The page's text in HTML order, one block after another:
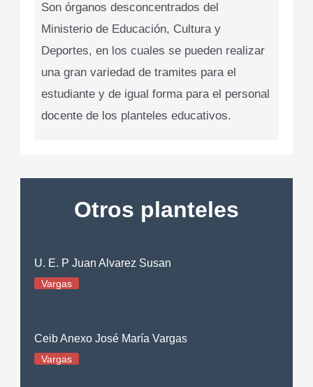
Son órganos desconcentrados del
Ministerio de Educación, Cultura y
Deportes, en los cuales se pueden realizar
una gran variedad de tramites para el
estudiante y de igual forma para el personal
docente de los planteles educativos.
Otros planteles
U. E. P Juan Alvarez Susan
Vargas
Ceib Anexo José María Vargas
Vargas